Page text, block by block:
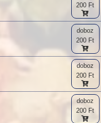
200 Ft
doboz
200 Ft
doboz
200 Ft
doboz
200 Ft